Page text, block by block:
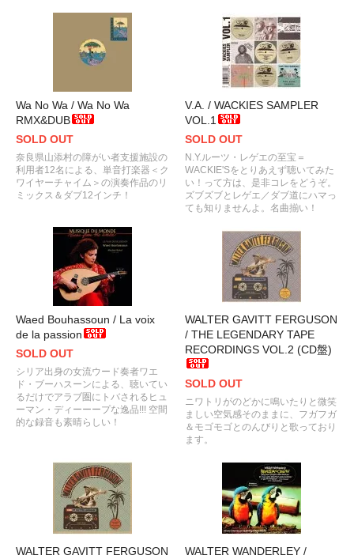
Wa No Wa / Wa No Wa
RMX&DUB
SOLD OUT
奈良県山添村の障がい者支援施設の
利用者12名による、単音打楽器＜ク
ワイヤーチャイム＞の演奏作品のリ
ミックス＆ダブ12インチ！
V.A. / WACKIES SAMPLER
VOL.1
SOLD OUT
N.Y.ルーツ・レゲエの至宝＝
WACKIE'Sをとりあえず聴いてみた
い！って方は、是非コレをどうぞ。
ズブズブとレゲエ／ダブ道にハマっ
ても知りませんよ。名曲揃い！
Waed Bouhassoun / La voix
de la passion
SOLD OUT
シリア出身の女流ウード奏者ワエ
ド・ブーハスーンによる、聴いてい
るだけでアラブ圏にトバされるヒュ
ーマン・ディーーープな逸品!!! 空間
的な録音も素晴らしい！
WALTER GAVITT FERGUSON
/ THE LEGENDARY TAPE
RECORDINGS VOL.2 (CD盤)
SOLD OUT
ニワトリがのどかに鳴いたりと微笑
ましい空気感そのままに、フガフガ
＆モゴモゴとのんびりと歌っており
ます。
WALTER GAVITT FERGUSON WALTER WANDERLEY /